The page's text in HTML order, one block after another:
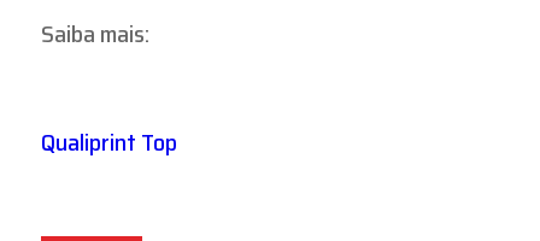
Saiba mais:
Qualiprint Top